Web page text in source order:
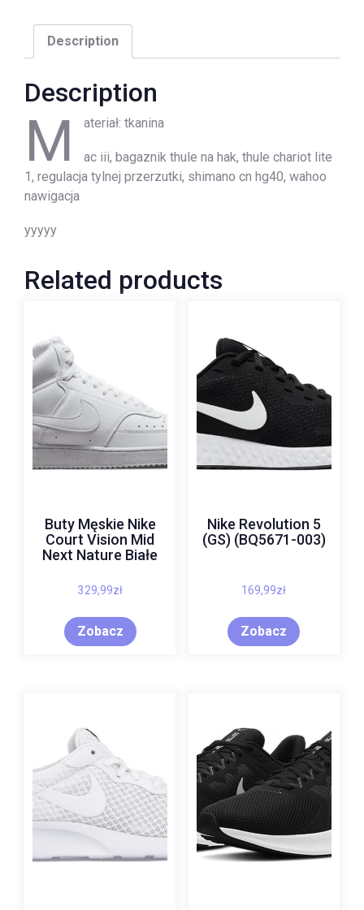
Description
Description
M ateriał: tkanina
ac iii, bagaznik thule na hak, thule chariot lite
1, regulacja tylnej przerzutki, shimano cn hg40, wahoo
nawigacja
yyyyy
Related products
Buty Męskie Nike
Court Vision Mid
Next Nature Białe
329,99zł
Zobacz
Nike Revolution 5
(GS) (BQ5671-003)
169,99zł
Zobacz